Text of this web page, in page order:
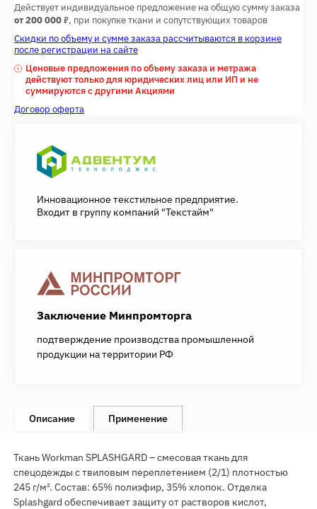
Действует индивидуальное предложение на общую сумму заказа
от 200 0007, при покупке ткани и сопутствующих товаров
Скидки по объему и сумме заказа рассчитываются в корзине
после регистрации на сайте
Ценовые предложения по объему заказа и метража
действуют только для юридических лиц или ИП и не
суммируются с другими Акциями
Договор оферта
Инновационное текстильное предприятие.
Входит в группу компаний "Текстайм"
Заключение Минпромторга
подтверждение производства промышленной
продукции на территории РФ
Описание Применение
Ткань Workman SPLASHGARD – смесовая ткань для
спецодежды с твиловым переплетением (2/1) плотностью
245 г/м². Состав: 65% полиэфир, 35% хлопок. Отделка
Splashgard обеспечивает защиту от растворов кислот,